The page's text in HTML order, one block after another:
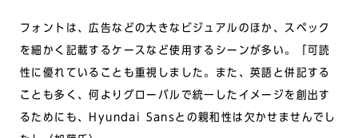
フォントは、広告などの大きなビジュアルのほか、スペック
を細かく記載するケースなど使用するシーンが多い。「可読
性に優れていることも重視しました。また、英語と併記する
ことも多く、何よりグローバルで統一したイメージを創出す
るためにも、Hyundai Sansとの親和性は欠かせませんでし